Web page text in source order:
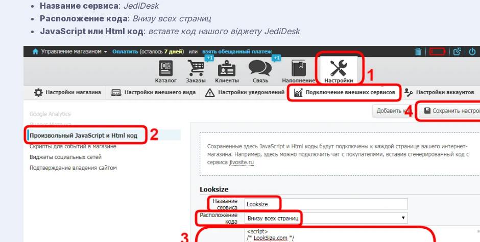
Название сервиса: JediDesk
Расположение кода: Внизу всех страниц
JavaScript или Html код: вставте код нашого віджету JediDesk